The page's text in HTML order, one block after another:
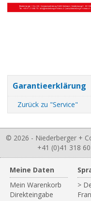
Garantieerklärung
Zurück zu "Service"
© 2026 - Niederberger +
+41 (0)41 318
Meine Daten
Mein Warenkorb
Direkteingabe
>